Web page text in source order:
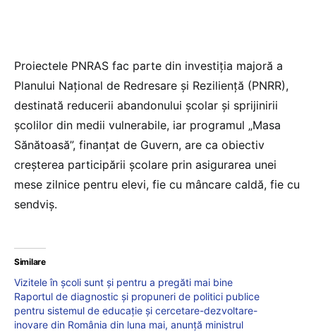
Proiectele PNRAS fac parte din investiția majoră a
Planului Național de Redresare și Reziliență (PNRR),
destinată reducerii abandonului școlar și sprijinirii
școlilor din medii vulnerabile, iar programul „Masa
Sănătoasă”, finanțat de Guvern, are ca obiectiv
creșterea participării școlare prin asigurarea unei
mese zilnice pentru elevi, fie cu mâncare caldă, fie cu
sendviș.
Similare
Vizitele în școli sunt și pentru a pregăti mai bine
Raportul de diagnostic și propuneri de politici publice
pentru sistemul de educație și cercetare-dezvoltare-
inovare din România din luna mai, anunță ministrul